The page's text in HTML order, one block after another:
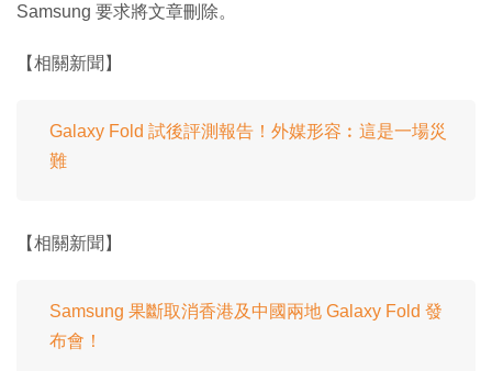
Samsung 要求將文章刪除。
【相關新聞】
Galaxy Fold 試後評測報告！外媒形容︰這是一場災
難
【相關新聞】
Samsung 果斷取消香港及中國兩地 Galaxy Fold 發
布會！